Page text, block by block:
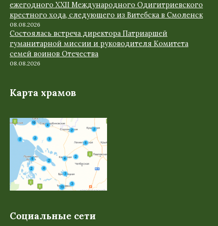
ежегодного XXII Международного Одигитриевского
крестного хода, следующего из Витебска в Смоленск
08.08.2026
Состоялась встреча директора Патриаршей
гуманитарной миссии и руководителя Комитета
семей воинов Отечества
08.08.2026
Карта храмов
Социальные сети